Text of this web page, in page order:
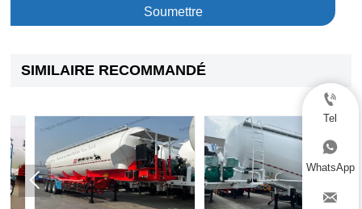
Soumettre
SIMILAIRE RECOMMANDÉ


Tel

WhatsApp
